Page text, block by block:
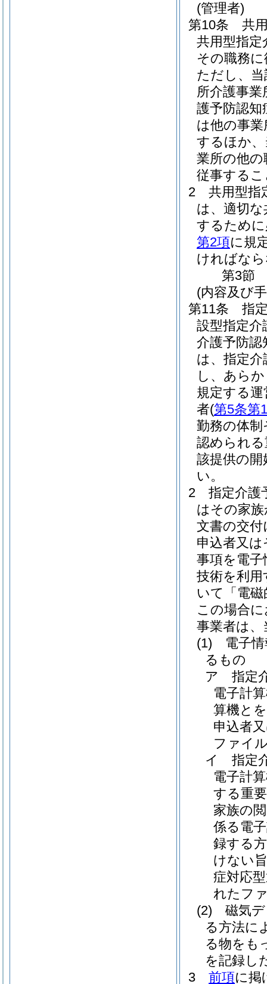
(管理者)
第10条
共
共用型指定
その職務
ただし、
所介護事
護予防認知
は他の事
するほか、
業所の他
従事する
2
共用型指
は、適切
するため
第2項に規
ければな
第3節
(内容及び
第11条
指
設型指定介
介護予防認
は、指定
し、あら
規定する
者(第5条第
勤務の体
認められ
該提供の
い。
2
指定介護
はその家
文書の交
申込者又
事項を電
技術を利
いて「電
この場合
事業者は
(1)
電子
るもの
ア
指定
電子計
算機と
申込者
ファイ
イ
指定
電子計
する重
家族の
係る電
録する
けない
症対応
れたフ
(2)
磁気
る方法に
る物をも
を記録し
3
前項に掲